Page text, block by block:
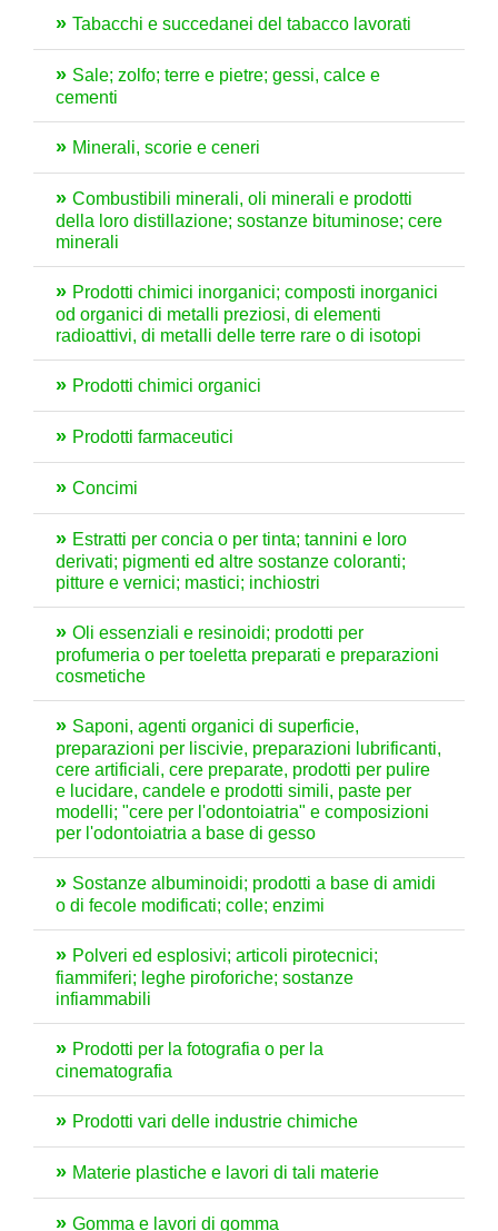
Tabacchi e succedanei del tabacco lavorati
Sale; zolfo; terre e pietre; gessi, calce e
cementi
Minerali, scorie e ceneri
Combustibili minerali, oli minerali e prodotti
della loro distillazione; sostanze bituminose; cere
minerali
Prodotti chimici inorganici; composti inorganici
od organici di metalli preziosi, di elementi
radioattivi, di metalli delle terre rare o di isotopi
Prodotti chimici organici
Prodotti farmaceutici
Concimi
Estratti per concia o per tinta; tannini e loro
derivati; pigmenti ed altre sostanze coloranti;
pitture e vernici; mastici; inchiostri
Oli essenziali e resinoidi; prodotti per
profumeria o per toeletta preparati e preparazioni
cosmetiche
Saponi, agenti organici di superficie,
preparazioni per liscivie, preparazioni lubrificanti,
cere artificiali, cere preparate, prodotti per pulire
e lucidare, candele e prodotti simili, paste per
modelli; "cere per l'odontoiatria" e composizioni
per l'odontoiatria a base di gesso
Sostanze albuminoidi; prodotti a base di amidi
o di fecole modificati; colle; enzimi
Polveri ed esplosivi; articoli pirotecnici;
fiammiferi; leghe piroforiche; sostanze
infiammabili
Prodotti per la fotografia o per la
cinematografia
Prodotti vari delle industrie chimiche
Materie plastiche e lavori di tali materie
Gomma e lavori di gomma